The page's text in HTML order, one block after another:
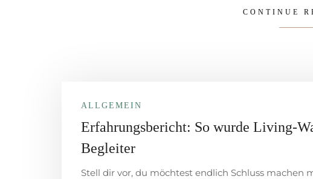
CONTINUE
ALLGEMEIN
Erfahrungsbericht: So wurde Living-
Begleiter
Stell dir vor, du möchtest endlich Schluss machen